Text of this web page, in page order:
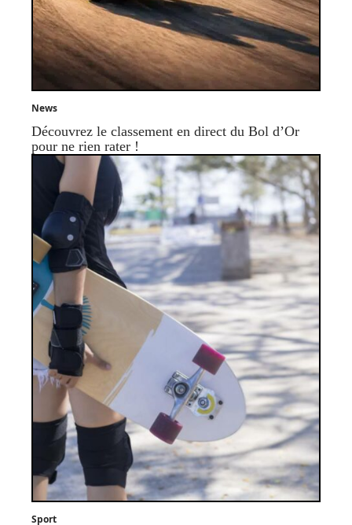
News
Découvrez le classement en direct du Bol d’Or
pour ne rien rater !
Sport